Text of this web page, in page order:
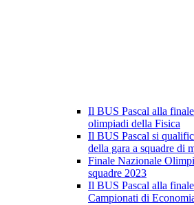
Il BUS Pascal alla
olimpiadi della Fisica
Il BUS Pascal si
della gara a squadre di
Finale Nazionale
squadre 2023
Il BUS Pascal alla
Campionati di